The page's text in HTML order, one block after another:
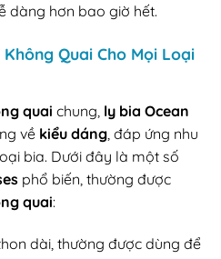
dàng hơn bao giờ hết.
Quai Cho Mọi Loại
quai chung, ly bia Ocean
về kiểu dáng, đáp ứng nhu
bia. Dưới đây là một số
phổ biến, thường được
quai:
dài, thường được dùng để